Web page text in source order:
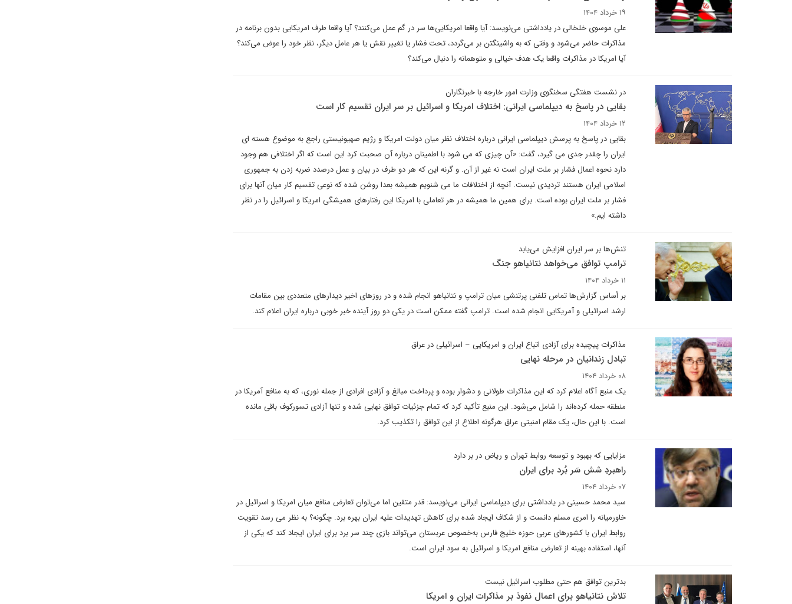
۱۹ خرداد ۱۴۰۴
علی موسوی خلخالی در یادداشتی می‌نویسد: آیا واقعا امریکایی‌ها سر در گم عمل می‌کنند؟ آیا واقعا طرف امریکایی بدون برنامه در
مذاکرات حاضر می‌شود و وقتی که به واشینگتن بر می‌گردد، تحت فشار یا تغییر نقش یا هر عامل دیگر، نظر خود را عوض می‌کند؟
آیا امریکا در مذاکرات واقعا یک هدف خیالی و متوهمانه را دنبال می‌کند؟
در نشست هفتگی سخنگوی وزارت امور خارجه با خبرنگاران
بقایی در پاسخ به دیپلماسی ایرانی: اختلاف امریکا و اسرائیل بر سر ایران تقسیم کار است
۱۲ خرداد ۱۴۰۴
بقایی در پاسخ به پرسش دیپلماسی ایرانی درباره اختلاف نظر میان دولت امریکا و رژیم صهیونیستی راجع به موضوع هسته ای
ایران را چقدر جدی می گیرد، گفت: «آن چیزی که می شود با اطمینان درباره آن صحبت کرد این است که اگر اختلافی هم وجود
دارد نحوه اعمال فشار بر ملت ایران است نه غیر از آن. و گرنه این که هر دو طرف در بیان و عمل درصدد ضربه زدن به جمهوری
اسلامی ایران هستند تردیدی نیست. آنچه از اختلافات ما می شنویم همیشه بعدا روشن شده که نوعی تقسیم کار میان آنها برای
فشار بر ملت ایران بوده است. برای همین ما همیشه در هر تعاملی با امریکا این رفتارهای همیشگی امریکا و اسرائیل را در نظر
داشته ایم.»
تنش‌ها بر سر ایران افزایش می‌یابد
ترامپ توافق می‌خواهد نتانیاهو جنگ
۱۱ خرداد ۱۴۰۴
بر أساس گزارش‌ها تماس تلفنی پرتنشی میان ترامپ و نتانیاهو انجام شده و در روزهای اخیر دیدارهای متعددی بین مقامات
ارشد اسرائیلی و آمریکایی انجام شده است. ترامپ گفته ممکن است در یکی دو روز آینده خبر خوبی درباره ایران اعلام کند.
مذاکرات پیچیده برای آزادی اتباع ایران و امریکایی – اسرائیلی در عراق
تبادل زندانیان در مرحله نهایی
۰۸ خرداد ۱۴۰۴
یک منبع آگاه اعلام کرد که این مذاکرات طولانی و دشوار بوده و پرداخت مبالغ و آزادی افرادی از جمله نوری، که به منافع آمریکا در
منطقه حمله کرده‌اند را شامل می‌شود. این منبع تأکید کرد که تمام جزئیات توافق نهایی شده و تنها آزادی تسورکوف باقی مانده
است. با این حال، یک مقام امنیتی عراق هرگونه اطلاع از این توافق را تکذیب کرد.
مزایایی که بهبود و توسعه روابط تهران و ریاض در بر دارد
راهبردِ شش سَر بُرد برای ایران
۰۷ خرداد ۱۴۰۴
سید محمد حسینی در یادداشتی برای دیپلماسی ایرانی می‌نویسد: قدر متقین اما می‌توان تعارض منافع میان امریکا و اسرائیل در
خاورمیانه را امری مسلم دانست و از شکاف ایجاد شده برای کاهش تهدیدات علیه ایران بهره برد. چگونه؟ به نظر می رسد تقویت
روابط ایران با کشورهای عربی حوزه خلیج فارس به‌خصوص عربستان می‌تواند بازی چند سر برد برای ایران ایجاد کند که یکی از
آنها، استفاده بهینه از تعارض منافع امریکا و اسرائیل به سود ایران است.
بدترین‌ توافق هم حتی مطلوب اسرائیل نیست
تلاش نتانیاهو برای اعمال نفوذ بر مذاکرات ایران و امریکا